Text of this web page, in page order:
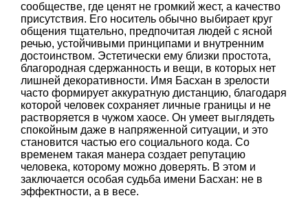
сообществе, где ценят не громкий жест, а качество
присутствия. Его носитель обычно выбирает круг
общения тщательно, предпочитая людей с ясной
речью, устойчивыми принципами и внутренним
достоинством. Эстетически ему близки простота,
благородная сдержанность и вещи, в которых нет
лишней декоративности. Имя Басхан в зрелости
часто формирует аккуратную дистанцию, благодаря
которой человек сохраняет личные границы и не
растворяется в чужом хаосе. Он умеет выглядеть
спокойным даже в напряженной ситуации, и это
становится частью его социального кода. Со
временем такая манера создает репутацию
человека, которому можно доверять. В этом и
заключается особая судьба имени Басхан: не в
эффектности, а в весе.